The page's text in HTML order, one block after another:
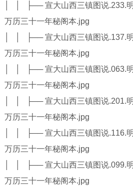
│ │ ├── 宣大山西三镇图说.233.
万历三十一年秘阁本.jpg
│ │ ├── 宣大山西三镇图说.137.
万历三十一年秘阁本.jpg
│ │ ├── 宣大山西三镇图说.063.
万历三十一年秘阁本.jpg
│ │ ├── 宣大山西三镇图说.201.
万历三十一年秘阁本.jpg
│ │ ├── 宣大山西三镇图说.116.
万历三十一年秘阁本.jpg
│ │ ├── 宣大山西三镇图说.099.
万历三十一年秘阁本.jpg